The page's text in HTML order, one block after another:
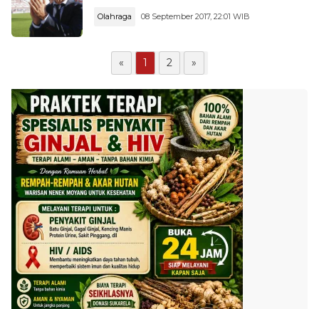
Olahraga 08 September 2017, 22:01 WIB
« 1 2 »